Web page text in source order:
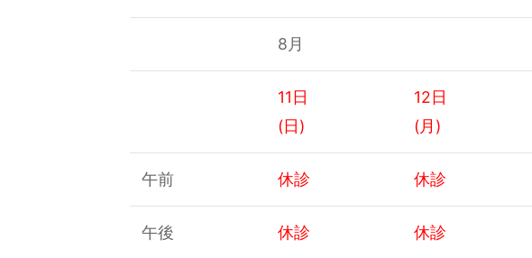
8月
11日
(日)
12日
(月)
午前 休診 休診
午後 休診 休診